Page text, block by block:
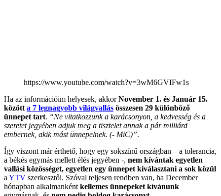
https://www.youtube.com/watch?v=3wM6GVIFw1s
Ha az információim helyesek, akkorNovember 1. és Január 15.
között a 7 legnagyobb világvallás összesen 29 különböző
ünnepet tart. “Ne vitatkozzunk a karácsonyon, a kedvesség és a
szeretet jegyében adjuk meg a tisztelet annak a pár milliárd
embernek, akik mást ünnepelnek. (- MiC)”.
Így viszont már érthető, hogy egy sokszínű országban – a tolerancia,
a békés egymás mellett élés jegyében -, nem kívántak egyetlen
vallási közösséget, egyetlen egy ünnepet kiválasztani a sok közül
a YTV szerkesztői. Szóval teljesen rendben van, ha December
hónapban alkalmanként kellemes ünnepeket kívánunk